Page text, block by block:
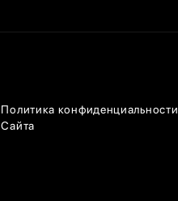
Политика конфиденциальности
Сайта